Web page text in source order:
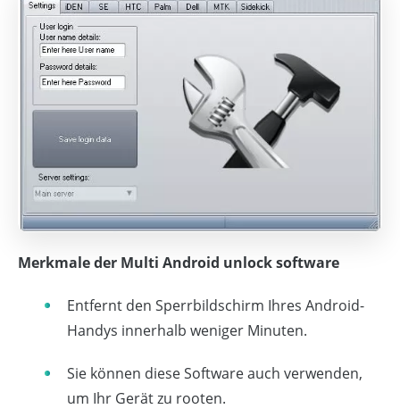
Merkmale der Multi Android unlock software
Entfernt den Sperrbildschirm Ihres Android-
Handys innerhalb weniger Minuten.
Sie können diese Software auch verwenden,
um Ihr Gerät zu rooten.